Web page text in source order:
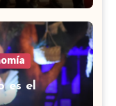
es el